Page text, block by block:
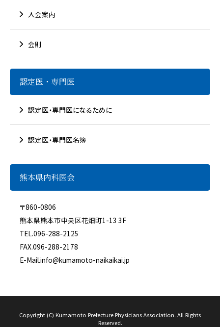
入会案内
会則
認定医・専門医
認定医・専門医になるために
認定医・専門医名簿
熊本県内科医会
〒860-0806
熊本県熊本市中央区花畑町1-13 3F
TEL.096-288-2125
FAX.096-288-2178
E-Mail.info@kumamoto-naikaikai.jp
Copyright (C) Kumamoto Prefecture Physicians Association. All Rights
Reserved.